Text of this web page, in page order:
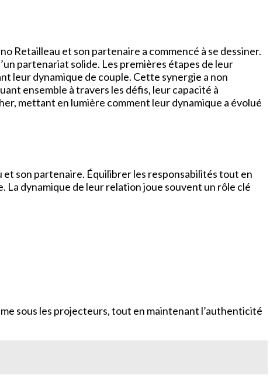
Retailleau et son partenaire a commencé à se dessiner.
partenariat solide. Les premières étapes de leur
leur dynamique de couple. Cette synergie a non
ensemble à travers les défis, leur capacité à
mettant en lumière comment leur dynamique a évolué
son partenaire. Équilibrer les responsabilités tout en
dynamique de leur relation joue souvent un rôle clé
sous les projecteurs, tout en maintenant l’authenticité